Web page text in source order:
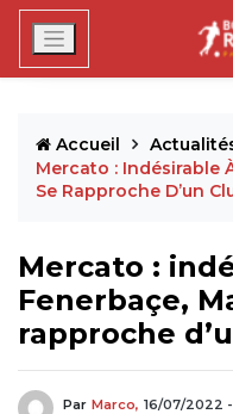
Accueil
Mercato : Indésirable
Se Rapproche D’un
Mercato :
Fenerbaçe,
rapproche
Par Marco, 16/07/2022